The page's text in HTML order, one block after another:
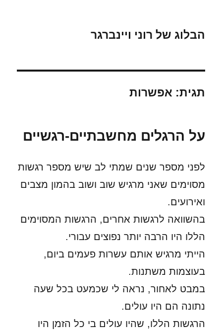
הבלוג של רוני ויינברגר
תגית: אפשרות
על הרגלים מחשבתיים-רגשיים
לפני מספר שנים שמתי לב שיש מספר רגשות
מסוימים שאני מרגיש שוב ושוב בהמון מצבים
ואירועים.
בהשוואה לרגשות אחרים, הרגשות המסוימים
הללו היו הרבה יותר נפוצים עבורי.
הייתי מרגיש אותם עשרות פעמים ביום,
בעוצמות משתנות.
במבט לאחור, נראה לי שכמעט בכל שעה
נתונה הם היו עולים.
הרגשות הללו, שהיו עולים בי כל הזמן היו